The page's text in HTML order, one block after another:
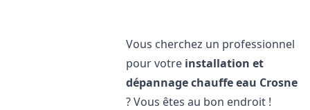
Vous cherchez un professionnel
pour votre installation et
dépannage chauffe eau Crosne
? Vous êtes au bon endroit !